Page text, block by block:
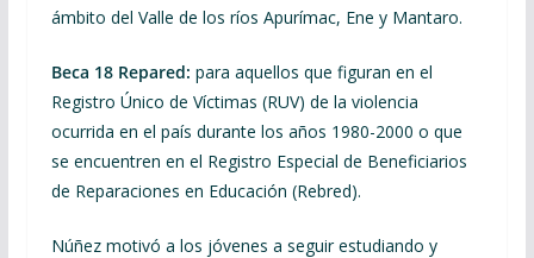
ámbito del Valle de los ríos Apurímac, Ene y Mantaro.
Beca 18 Repared: para aquellos que figuran en el
Registro Único de Víctimas (RUV) de la violencia
ocurrida en el país durante los años 1980-2000 o que
se encuentren en el Registro Especial de Beneficiarios
de Reparaciones en Educación (Rebred).
Núñez motivó a los jóvenes a seguir estudiando y